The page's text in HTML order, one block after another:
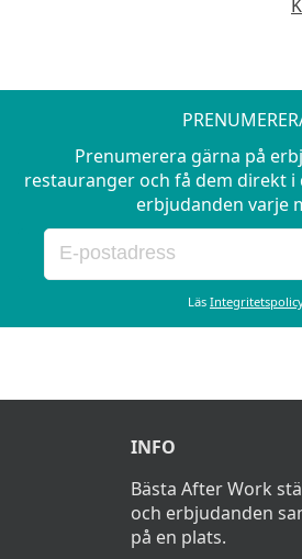
Prenumerera gärna på
restauranger och få dem direkt i
erbjudanden varje
Läs
INFO
Bästa After Work
och erbjudanden
på en plats.